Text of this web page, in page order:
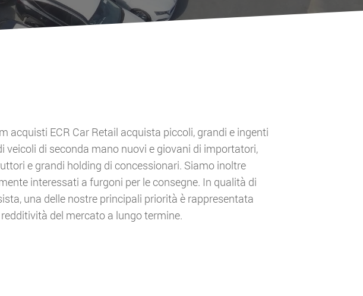
acquisti ECR Car Retail acquista piccoli, grandi e ingenti
veicoli di seconda mano nuovi e giovani di importatori,
e grandi holding di concessionari. Siamo inoltre
interessati a furgoni per le consegne. In qualità di
una delle nostre principali priorità è rappresentata
del mercato a lungo termine.